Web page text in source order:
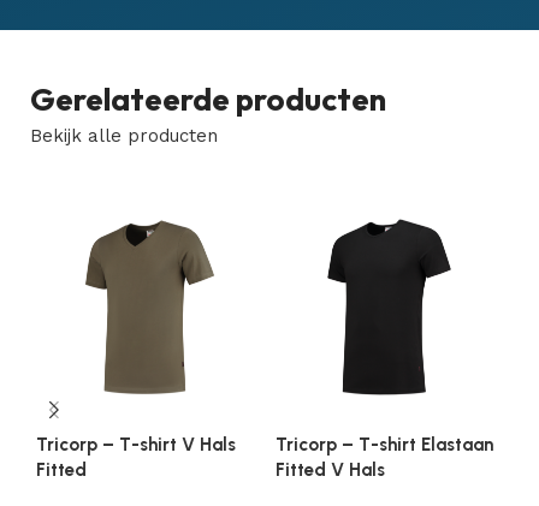
Gerelateerde producten
Bekijk alle producten
Tricorp – T-shirt V Hals
Fitted
Tricorp – T-shirt Elastaan
Fitted V Hals